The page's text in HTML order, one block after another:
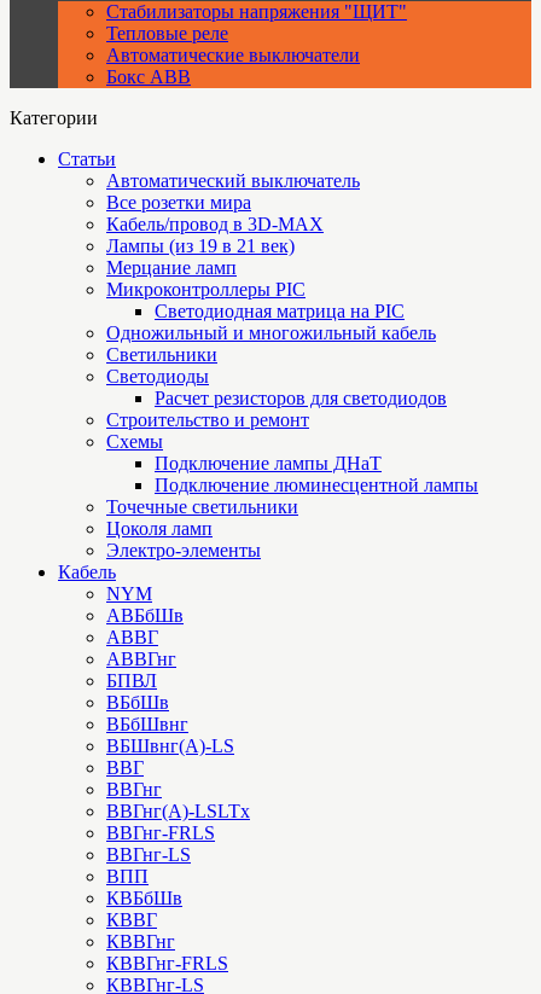
Стабилизаторы напряжения "ЩИТ"
Тепловые реле
Автоматические выключатели
Бокс ABB
Категории
Статьи
Автоматический выключатель
Все розетки мира
Кабель/провод в 3D-MAX
Лампы (из 19 в 21 век)
Мерцание ламп
Микроконтроллеры PIC
Cветодиодная матрица на PIC
Одножильный и многожильный кабель
Светильники
Светодиоды
Расчет резисторов для светодиодов
Строительство и ремонт
Схемы
Подключение лампы ДНаТ
Подключение люминесцентной лампы
Точечные светильники
Цоколя ламп
Электро-элементы
Кабель
NYM
АВБбШв
АВВГ
АВВГнг
БПВЛ
ВБбШв
ВБбШвнг
ВБШвнг(А)-LS
ВВГ
ВВГнг
ВВГнг(А)-LSLTx
ВВГнг-FRLS
ВВГнг-LS
ВПП
КВБбШв
КВВГ
КВВГнг
КВВГнг-FRLS
КВВГнг-LS